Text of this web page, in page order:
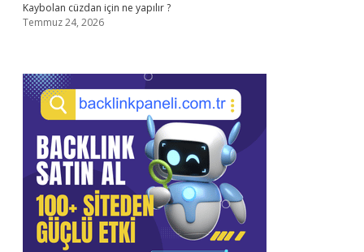
Kaybolan cüzdan için ne yapılır ?
Temmuz 24, 2026